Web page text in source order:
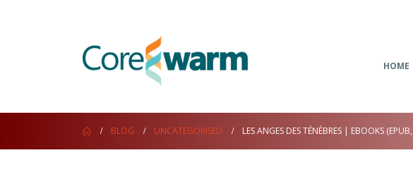
HOME
BLOG UNCATEGORISED LES ANGES DES TÉNÈBRES | EBOOKS